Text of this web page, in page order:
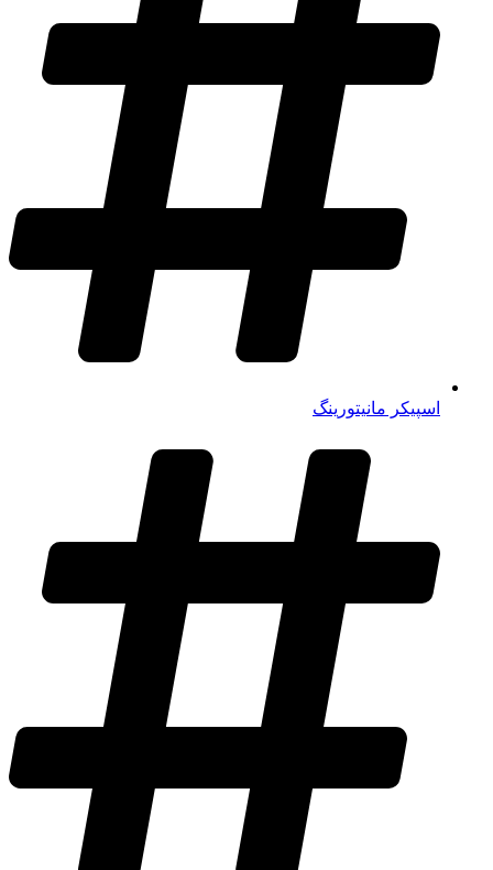
اسپیکر مانیتورینگ